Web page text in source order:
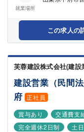
就業場所
この求人の
芙蓉建設株式会社(建設
建設営業（民間
府 正社員
賞与あり
交通費支
完全週休2日制
土